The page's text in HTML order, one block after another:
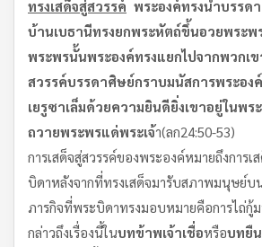
ทรงเสด็จสู่สวรรค์ พระองค์ทรงนำบรรด
บ้านเบธานีทรงยกพระหัตถ์ขึ้นอวยพระพ
พระพรนั้นพระองค์ทรงแยกไปจากพวกเข
สวรรค์บรรดาศิษย์กราบมนัสการพระองค์
เยรูซาเล็มด้วยความยินดียิ่งเขาอยู่ในพร
ถวายพระพรแด่พระเจ้า(ลก24:50-53)
การเสด็จสู่สวรรค์ของพระองค์หมายถึงการ
บิดาหลังจากที่ทรงเสด็จมารับสภาพมนุษย์บ
ภารกิจที่พระบิดาทรงมอบหมายคือการไถ่กู้
กล่าวถึงเรื่องนี้ในบทข้าพเจ้าเชื่อหรือบทยื